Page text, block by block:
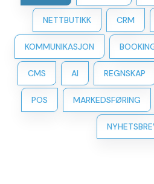
NETTBUTIKK CRM
KOMMUNIKASJON
CMS AI REGNSKAP
POS MARKEDSFØRING